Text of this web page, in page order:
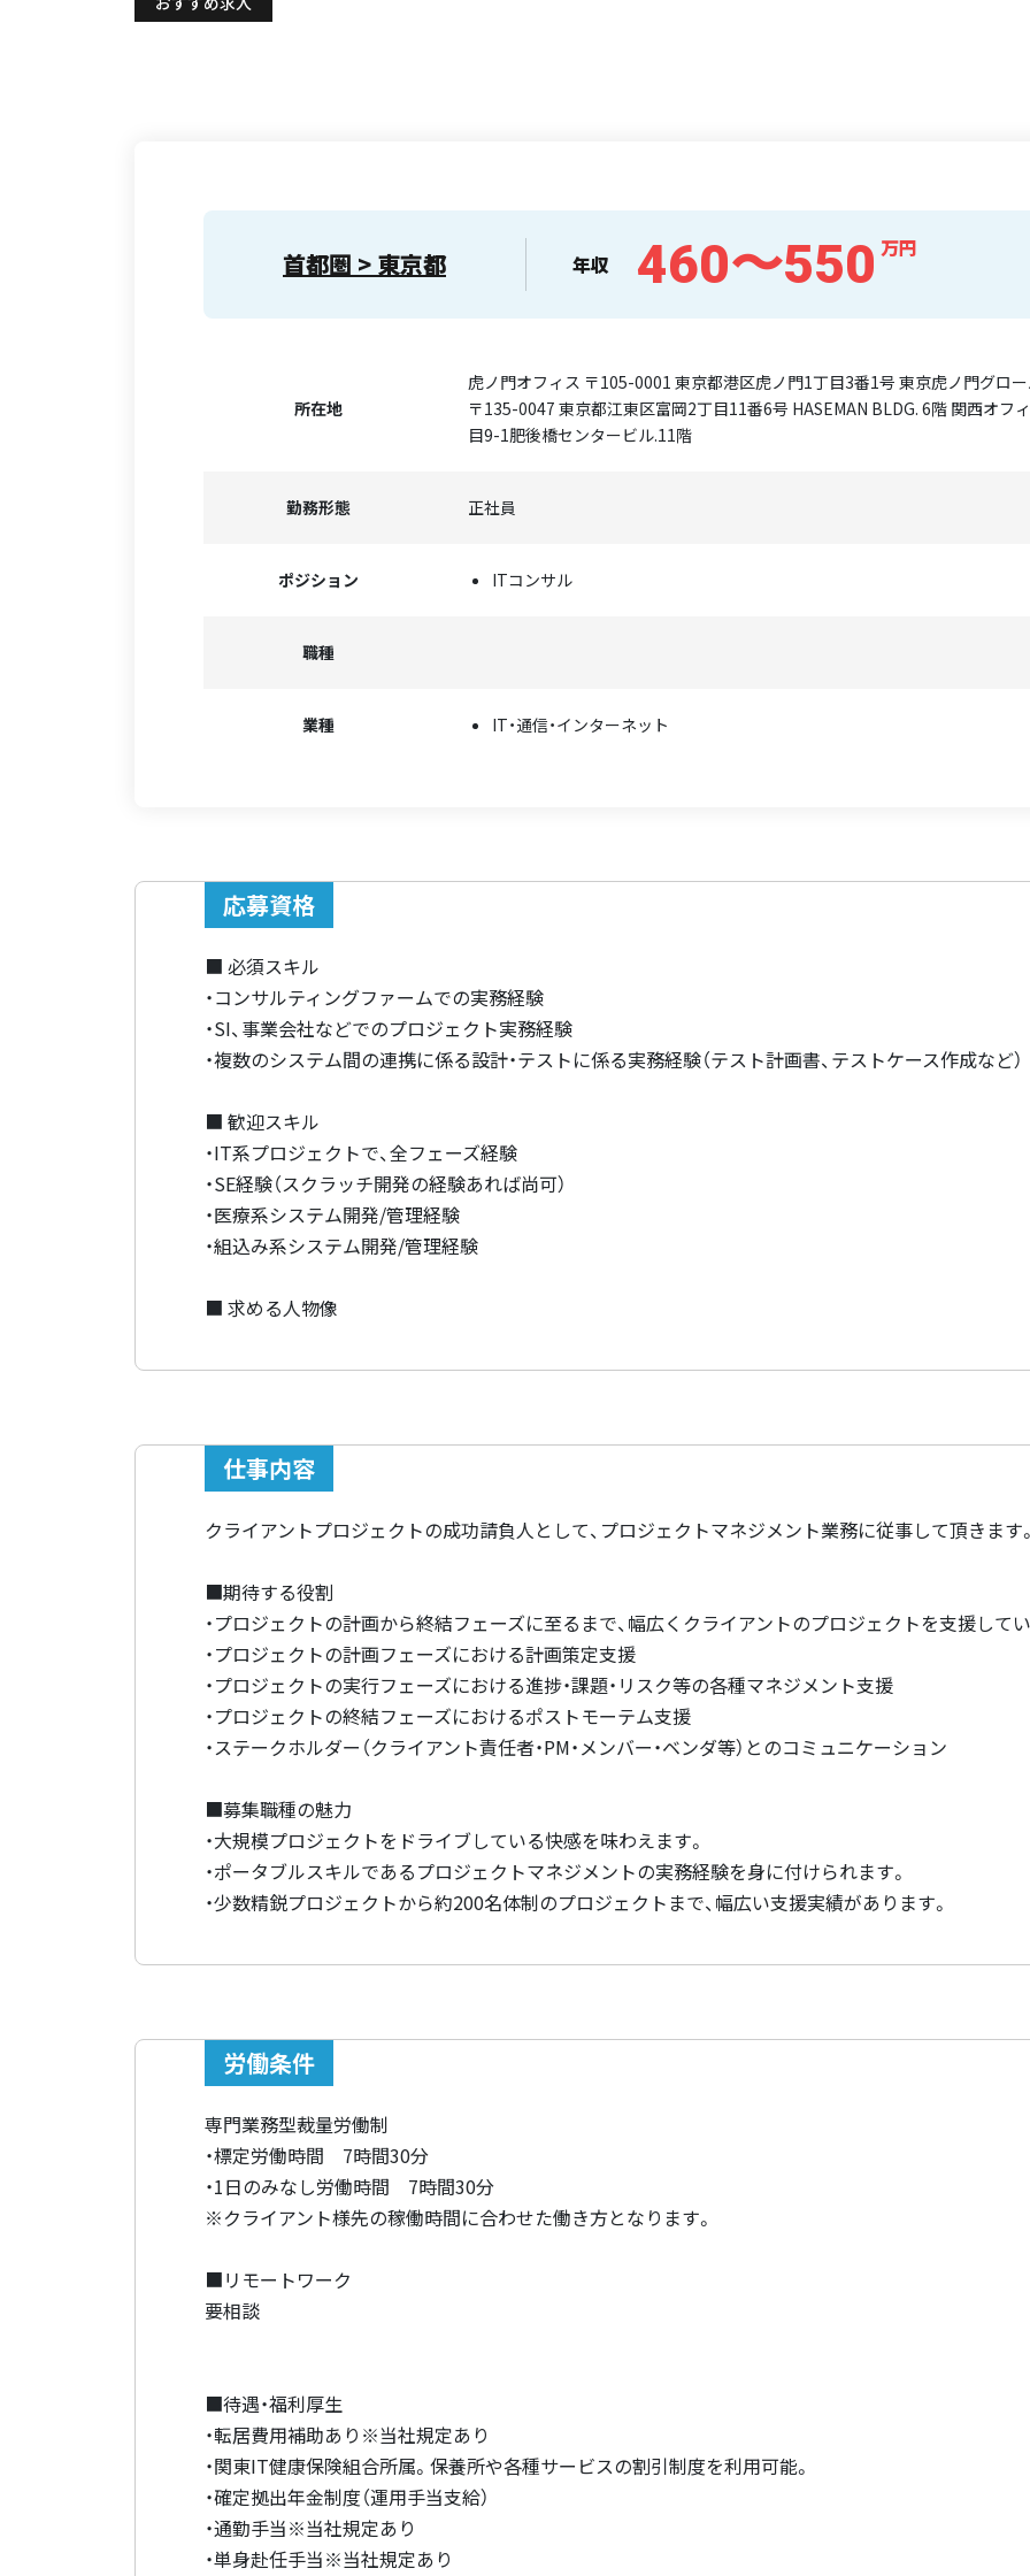
首都圏 > 東京都 年収 460〜550 万円
所在地
虎ノ門オフィス 〒105-0001 東京都港区虎ノ門1丁目3番1号 東京虎ノ門グロ
〒135-0047 東京都江東区富岡2丁目11番6号 HASEMAN BLDG. 6階 関西オフ
目9-1肥後橋センタービル.11階
勤務形態 正社員
ポジション ITコンサル
職種
業種 IT・通信・インターネット
応募資格
■ 必須スキル
・コンサルティングファームでの実務経験
・SI、事業会社などでのプロジェクト実務経験
・複数のシステム間の連携に係る設計・テストに係る実務経験（テスト計画書、テストケース作成など）
■ 歓迎スキル
・IT系プロジェクトで、全フェーズ経験
・SE経験（スクラッチ開発の経験あれば尚可）
・医療系システム開発/管理経験
・組込み系システム開発/管理経験
■ 求める人物像
仕事内容
クライアントプロジェクトの成功請負人として、プロジェクトマネジメント業務に従事して頂きます
■期待する役割
・プロジェクトの計画から終結フェーズに至るまで、幅広くクライアントのプロジェクトを支援して
・プロジェクトの計画フェーズにおける計画策定支援
・プロジェクトの実行フェーズにおける進捗・課題・リスク等の各種マネジメント支援
・プロジェクトの終結フェーズにおけるポストモーテム支援
・ステークホルダー（クライアント責任者・PM・メンバー・ベンダ等）とのコミュニケーション
■募集職種の魅力
・大規模プロジェクトをドライブしている快感を味わえます。
・ポータブルスキルであるプロジェクトマネジメントの実務経験を身に付けられます。
・少数精鋭プロジェクトから約200名体制のプロジェクトまで、幅広い支援実績があります。
労働条件
専門業務型裁量労働制
・標定労働時間 7時間30分
・1日のみなし労働時間 7時間30分
※クライアント様先の稼働時間に合わせた働き方となります。
■リモートワーク
要相談
■待遇・福利厚生
・転居費用補助あり※当社規定あり
・関東IT健康保険組合所属。保養所や各種サービスの割引制度を利用可能。
・確定拠出年金制度（運用手当支給）
・通勤手当※当社規定あり
・単身赴任手当※当社規定あり